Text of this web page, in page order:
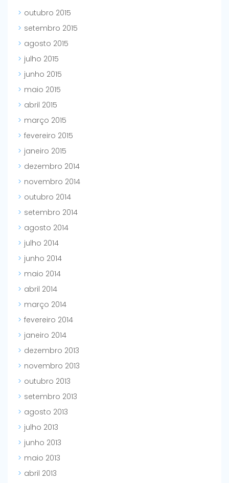
outubro 2015
setembro 2015
agosto 2015
julho 2015
junho 2015
maio 2015
abril 2015
março 2015
fevereiro 2015
janeiro 2015
dezembro 2014
novembro 2014
outubro 2014
setembro 2014
agosto 2014
julho 2014
junho 2014
maio 2014
abril 2014
março 2014
fevereiro 2014
janeiro 2014
dezembro 2013
novembro 2013
outubro 2013
setembro 2013
agosto 2013
julho 2013
junho 2013
maio 2013
abril 2013